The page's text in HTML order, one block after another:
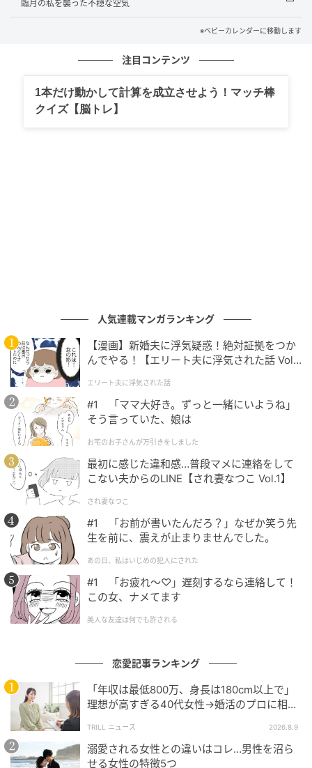
よりも心穏やかに育児ができるようになりました。
適度な距離ができたことで、義母との関係も少しだけ
しながら、自分たちの信じるやり方を大切にしていく
こと。今回の出来事を通して、夫婦でしっかりコミュ
ベビーカレンダー編集部
クリエイター情報
ベビーカレンダー
ベビーカレンダーは妊娠・出産・育児の情報サイト
です。みんなのクチコミや体験談から産婦人科検
索、おでかけ情報、離乳食レシピまで。月間利用者1
000万人以上。
作品をもっとみる
臨月の私を襲った不穏な空気
※ベビーカレンダーに移動します
注目コンテンツ
1本だけ動かして計算を成立させよう！マッチ棒
クイズ【脳トレ】
人気連載マンガランキング
【漫画】新婚夫に浮気疑惑！絶対証拠をつか
んでやる！【エリート夫に浮気された話 Vol.
エリート夫に浮気された話
#1 「ママ大好き。ずっと一緒にいようね」
そう言っていた、娘は
お宅のお子さんが万引きをしました
最初に感じた違和感…普段マメに連絡をして
こない夫からのLINE【され妻なつこ Vol.1】
され妻なつこ
#1 「お前が書いたんだろ？」なぜか笑う先
生を前に、震えが止まりませんでした。
あの日、私はいじめの犯人にされた
#1 「お疲れ〜♡」遅刻するなら連絡して！
この女、ナメてます
美人な友達は何でも許される
恋愛記事ランキング
「年収は最低800万、身長は180cm以上で」
理想が高すぎる40代女性→婚活のプロに相談
TRILL ニュース 2026.8.9
溺愛される女性との違いはコレ…男性を沼ら
せる女性の特徴5つ